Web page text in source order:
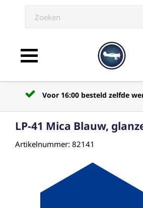
Toggle navigation
Voor 16:00 besteld zelfde
LP-41 Mica Blauw,
Artikelnummer: 82141